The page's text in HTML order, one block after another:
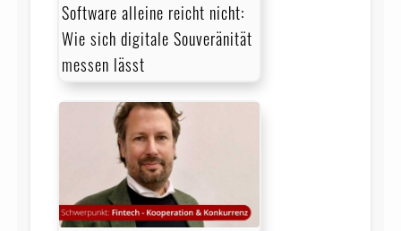
Software alleine reicht nicht:
Wie sich digitale Souveränität
messen lässt